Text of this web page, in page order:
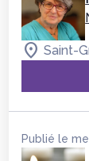
Saint-
Publié le